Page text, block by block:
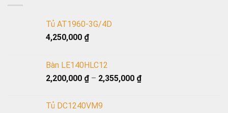
Tủ AT1960-3G/4D
4,250,000 ₫
Bàn LE140HLC12
2,200,000 ₫– 2,355,000 ₫
Tủ DC1240VM9